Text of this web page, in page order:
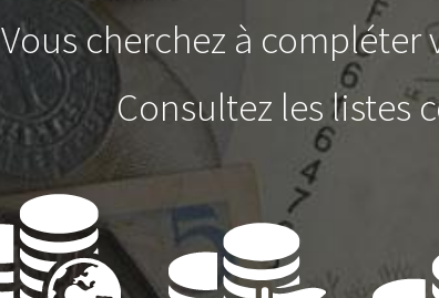
Vous cherchez à
Consultez les listes